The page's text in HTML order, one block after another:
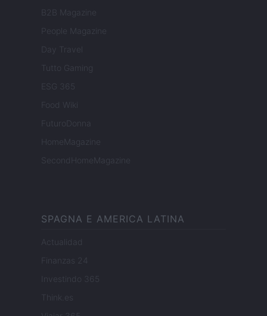
B2B Magazine
People Magazine
Day Travel
Tutto Gaming
ESG 365
Food Wiki
FuturoDonna
HomeMagazine
SecondHomeMagazine
SPAGNA E AMERICA LATINA
Actualidad
Finanzas 24
Investindo 365
Think.es